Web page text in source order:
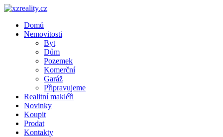
Domů
Nemovitosti
Byt
Dům
Pozemek
Komerční
Garáž
Připravujeme
Realitní makléři
Novinky
Koupit
Prodat
Kontakty